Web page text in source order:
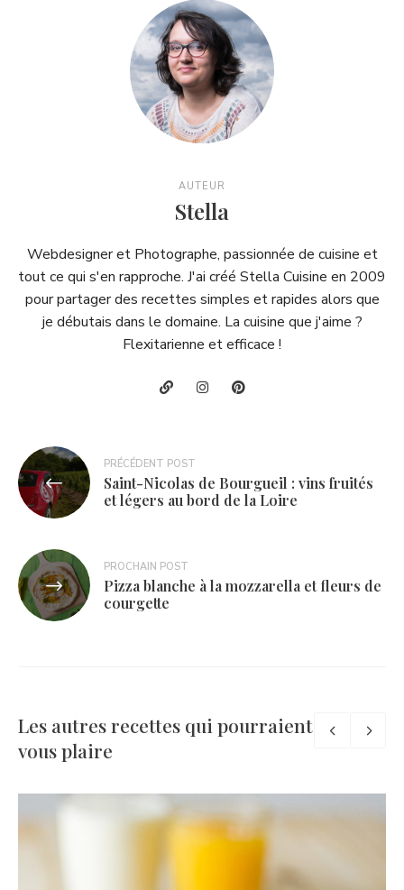
AUTEUR
Stella
Webdesigner et Photographe, passionnée de cuisine et
tout ce qui s'en rapproche. J'ai créé Stella Cuisine en 2009
pour partager des recettes simples et rapides alors que
je débutais dans le domaine. La cuisine que j'aime ?
Flexitarienne et efficace !
Navigation
de
l’article
PRÉCÉDENT POST
Saint-Nicolas de Bourgueil : vins fruités
et légers au bord de la Loire
PROCHAIN POST
Pizza blanche à la mozzarella et fleurs de
courgette
Les autres recettes qui pourraient
vous plaire